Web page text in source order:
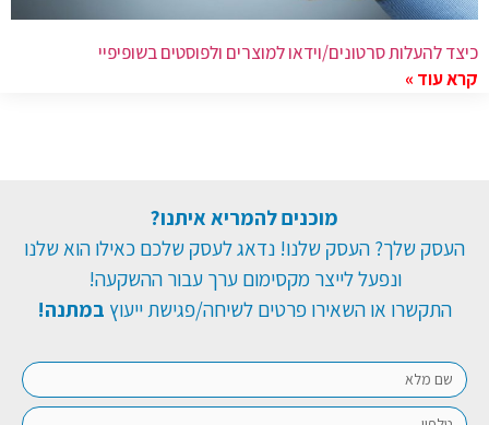
כיצד להעלות סרטונים/וידאו למוצרים ולפוסטים בשופיפיי
קרא עוד »
מוכנים להמריא איתנו?
העסק שלך? העסק שלנו! נדאג לעסק שלכם כאילו הוא שלנו
ונפעל לייצר מקסימום ערך עבור ההשקעה!
התקשרו או השאירו פרטים לשיחה/פגישת ייעוץ במתנה!